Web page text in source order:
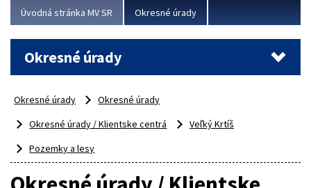
Viac
Úvodná stránka MV SR Okresné úrady
Okresné úrady
Okresné úrady
Okresné úrady
Okresné úrady / Klientske centrá
Veľký Krtíš
Pozemky a lesy